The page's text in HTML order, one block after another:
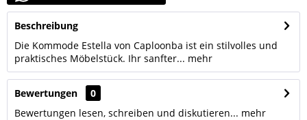
Beschreibung
Die Kommode Estella von Caploonba ist ein stilvolles und
praktisches Möbelstück. Ihr sanfter... mehr
Bewertungen
0
Bewertungen lesen, schreiben und diskutieren... mehr